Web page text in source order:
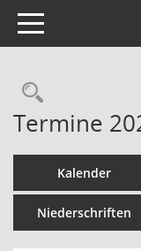
Toggle navigation
Termine
Kalender
Niederschriften